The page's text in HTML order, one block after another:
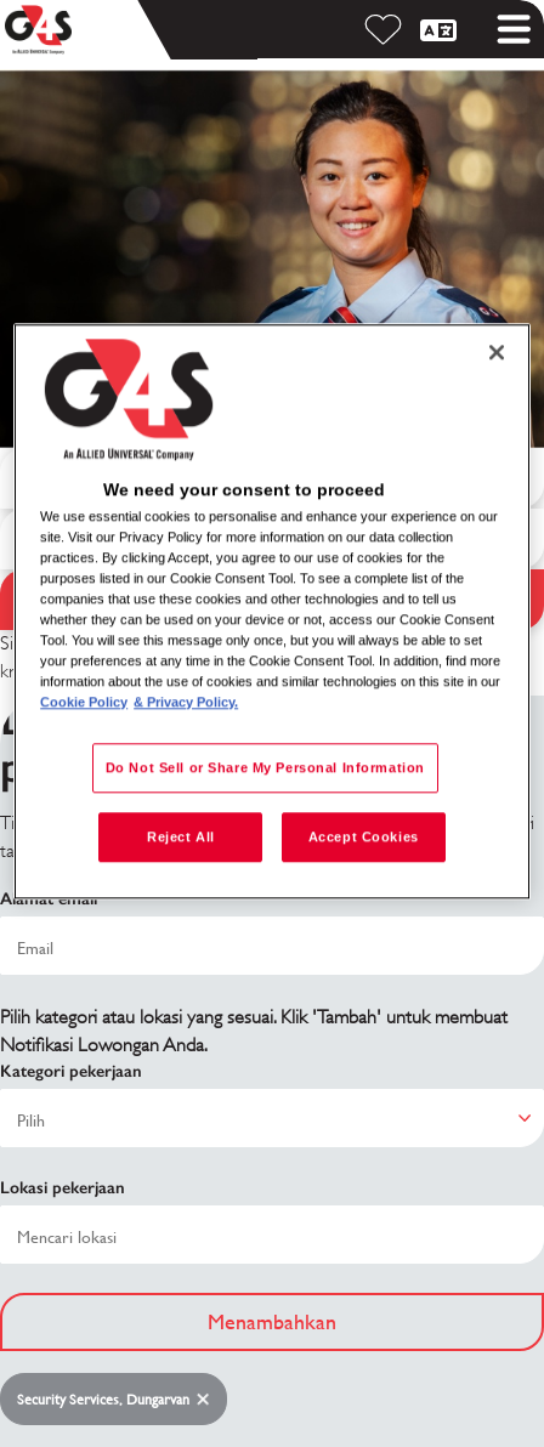
Hasil pencarian
Cari dengan kata kunci
Cari berdasarkan lokasi
Pencarian
Silakan coba kombinasi kata kunci/lokasi yang berbeda atau perluas
kriteria pencarian Anda.
Daftar untuk mendapatkan
pemberitahuan pekerjaan
Tidak menemukan apa yang Anda cari? Daftar dan kami akan memberi
tahu Anda ketika ada lowongan yang tersedia.
Alamat email
Pilih kategori atau lokasi yang sesuai. Klik 'Tambah' untuk membuat
Notifikasi Lowongan Anda.
Kategori pekerjaan
Lokasi pekerjaan
Menambahkan
Security Services, Dungarvan
We need your consent to proceed
We use essential cookies to personalise and enhance your experience on our
site. Visit our Privacy Policy for more information on our data collection
practices. By clicking Accept, you agree to our use of cookies for the
purposes listed in our Cookie Consent Tool. To see a complete list of the
companies that use these cookies and other technologies and to tell us
whether they can be used on your device or not, access our Cookie Consent
Tool. You will see this message only once, but you will always be able to set
your preferences at any time in the Cookie Consent Tool. In addition, find more
information about the use of cookies and similar technologies on this site in our
Cookie Policy & Privacy Policy.
Do Not Sell or Share My Personal Information
Reject All Accept Cookies